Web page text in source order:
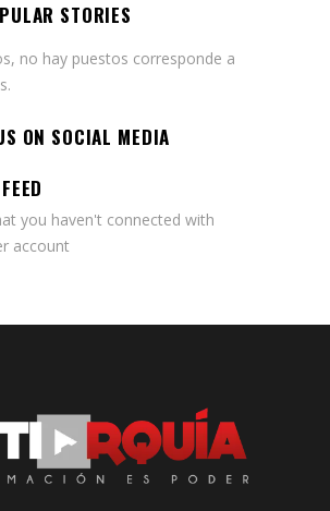
STORIES
no hay puestos corresponde a
ON SOCIAL MEDIA
you haven't connected with
account